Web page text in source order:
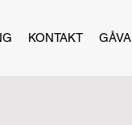
KONTAKT GÅVA